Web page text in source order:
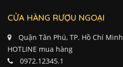
CỬA HÀNG RƯỢU NGOẠI
Quận Tân Phú, TP. Hồ Chí Minh
HOTLINE mua hàng
0972.12345.1